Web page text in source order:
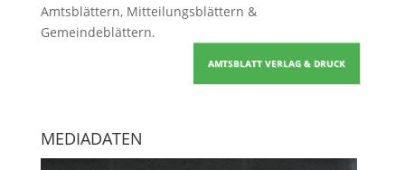
Amtsblättern, Mitteilungsblättern &
Gemeindeblättern.
AMTSBLATT VERLAG & DRUCK
MEDIADATEN